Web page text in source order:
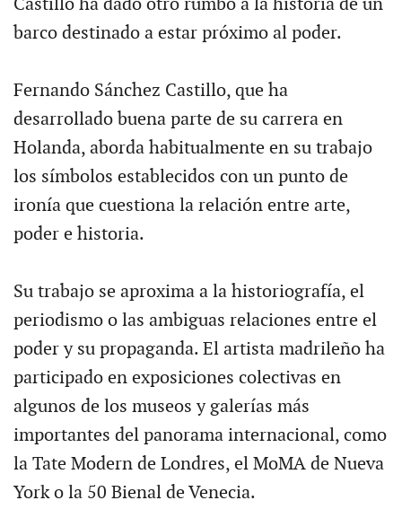
Castillo ha dado otro rumbo a la historia de un
barco destinado a estar próximo al poder.
Fernando Sánchez Castillo, que ha
desarrollado buena parte de su carrera en
Holanda, aborda habitualmente en su trabajo
los símbolos establecidos con un punto de
ironía que cuestiona la relación entre arte,
poder e historia.
Su trabajo se aproxima a la historiografía, el
periodismo o las ambiguas relaciones entre el
poder y su propaganda. El artista madrileño ha
participado en exposiciones colectivas en
algunos de los museos y galerías más
importantes del panorama internacional, como
la Tate Modern de Londres, el MoMA de Nueva
York o la 50 Bienal de Venecia.